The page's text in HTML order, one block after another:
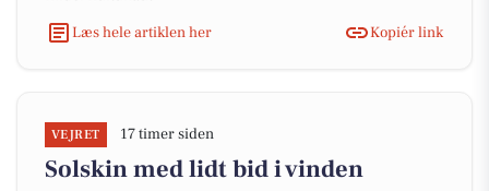
Læs hele artiklen her
Kopiér link
VEJRET 17 timer siden
Solskin med lidt bid i vinden